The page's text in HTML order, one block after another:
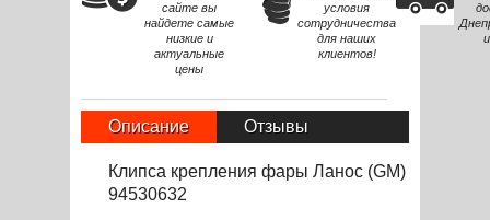
сайте вы
найдете самые
низкие и
актуальные
цены
условия
сотрудничества
для наших
клиентов!
Описание Отзывы
Клипса крепления фары Ланос (GM)
94530632